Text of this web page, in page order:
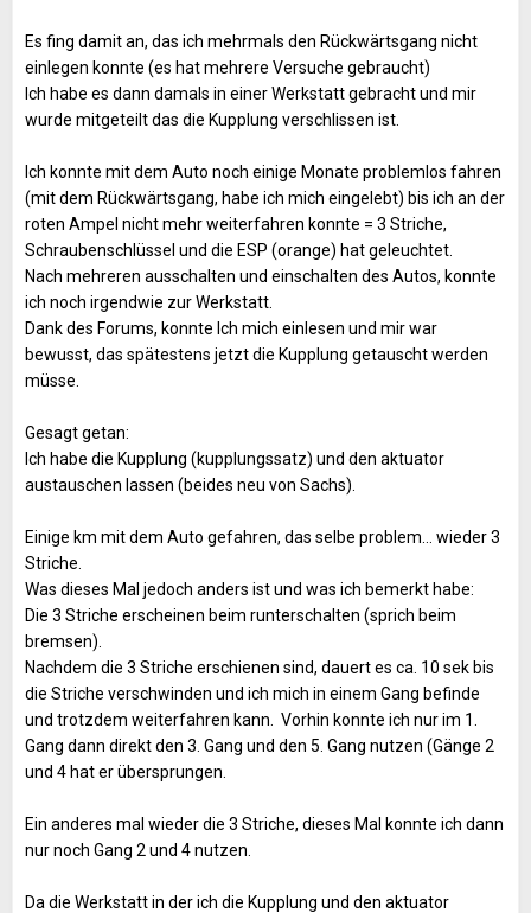
Es fing damit an, das ich mehrmals den Rückwärtsgang nicht
einlegen konnte (es hat mehrere Versuche gebraucht)
Ich habe es dann damals in einer Werkstatt gebracht und mir
wurde mitgeteilt das die Kupplung verschlissen ist.
Ich konnte mit dem Auto noch einige Monate problemlos fahren
(mit dem Rückwärtsgang, habe ich mich eingelebt) bis ich an der
roten Ampel nicht mehr weiterfahren konnte = 3 Striche,
Schraubenschlüssel und die ESP (orange) hat geleuchtet.
Nach mehreren ausschalten und einschalten des Autos, konnte
ich noch irgendwie zur Werkstatt.
Dank des Forums, konnte Ich mich einlesen und mir war
bewusst, das spätestens jetzt die Kupplung getauscht werden
müsse.
Gesagt getan:
Ich habe die Kupplung (kupplungssatz) und den aktuator
austauschen lassen (beides neu von Sachs).
Einige km mit dem Auto gefahren, das selbe problem… wieder 3
Striche.
Was dieses Mal jedoch anders ist und was ich bemerkt habe:
Die 3 Striche erscheinen beim runterschalten (sprich beim
bremsen).
Nachdem die 3 Striche erschienen sind, dauert es ca. 10 sek bis
die Striche verschwinden und ich mich in einem Gang befinde
und trotzdem weiterfahren kann.
Vorhin konnte ich nur im 1.
Gang dann direkt den 3. Gang und den 5. Gang nutzen (Gänge 2
und 4 hat er übersprungen.
Ein anderes mal wieder die 3 Striche, dieses Mal konnte ich dann
nur noch Gang 2 und 4 nutzen.
Da die Werkstatt in der ich die Kupplung und den aktuator